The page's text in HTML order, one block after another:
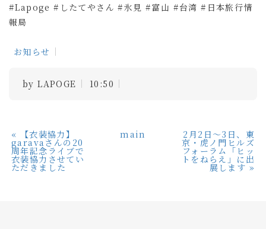
#Lapoge #したてやさん #氷見 #富山 #台湾 #日本旅行情
報局
お知らせ
byLAPOGE 10:50
« 【衣装協力】
garavaさんの20
周年記念ライブで
衣装協力させてい
ただきました
main 2月2日〜3日、東
京・虎ノ門ヒルズ
フォーラム「ヒッ
トをねらえ」に出
展します»